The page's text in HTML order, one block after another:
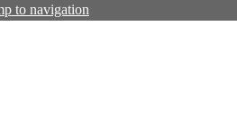
to navigation